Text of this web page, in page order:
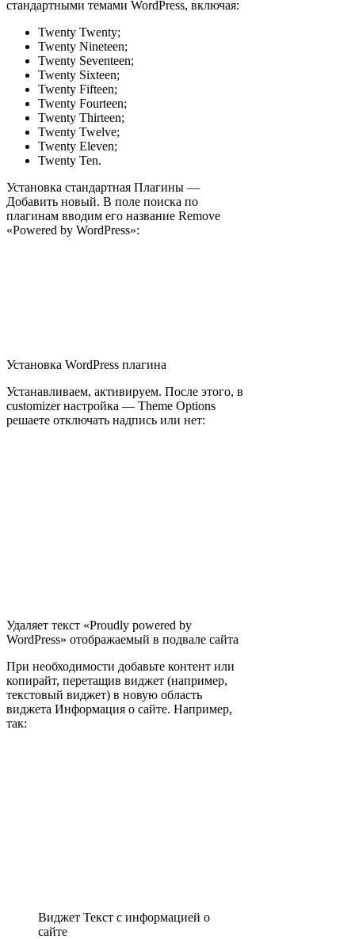
стандартными темами WordPress, включая:
Twenty Twenty;
Twenty Nineteen;
Twenty Seventeen;
Twenty Sixteen;
Twenty Fifteen;
Twenty Fourteen;
Twenty Thirteen;
Twenty Twelve;
Twenty Eleven;
Twenty Ten.
Установка стандартная Плагины —
Добавить новый. В поле поиска по
плагинам вводим его название Remove
«Powered by WordPress»:
Установка WordPress плагина
Устанавливаем, активируем. После этого, в
customizer настройка — Theme Options
решаете отключать надпись или нет:
Удаляет текст «Proudly powered by
WordPress» отображаемый в подвале сайта
При необходимости добавьте контент или
копирайт, перетащив виджет (например,
текстовый виджет) в новую область
виджета Информация о сайте. Например,
так:
Виджет Текст с информацией о
сайте